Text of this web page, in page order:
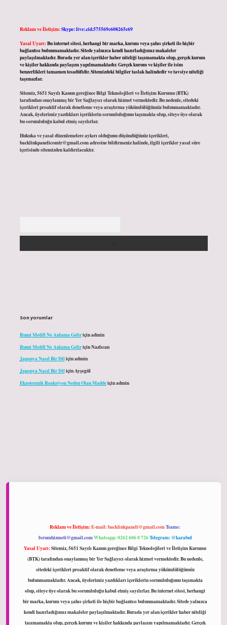
Reklam ve İletişim:Skype: live:.cid.575569c608265c69
Yasal Uyarı:Bu internet sitesi, herhangi bir marka, kurum veya şahıs şirketi ile hiçbir
bağlantısı bulunmamaktadır. Sitede yalnızca kendi hazırladığımız makaleler
paylaşılmaktadır. Burada yer alan içerikler haber niteliği taşımamakta olup, gerçek kurum
ve kişiler hakkında paylaşım yapılmamaktadır. Gerçek kurum ve kişiler ile isim
benzerlikleri tamamen tesadüfidir. Sitemizdeki bilgiler taslak halindedir ve tavsiye niteliği
taşımazlar.
Sitemiz, 5651 Sayılı Kanun gereğince Bilgi Teknolojileri ve İletişim Kurumu (BTK)
tarafından onaylanmış bir Yer Sağlayıcı olarak hizmet vermektedir. Bu nedenle, sitedeki
içerikleri proaktif olarak denetleme veya araştırma yükümlülüğümüz bulunmamaktadır.
Ancak, üyelerimiz yazdıkları içeriklerin sorumluluğunu taşımakta olup, siteye üye olarak
bu sorumluluğu kabul etmiş sayılırlar.
Hukuka ve yasal düzenlemelere aykırı olduğunu düşündüğünüz içerikleri,
backlinkpanelicomtr@gmail.comadresine bildirmeniz halinde, ilgili içerikler yasal süre
içerisinde sitemizden kaldırılacaktır.
Son yorumlar
Rumi Motifi Ne Anlama Geliriçinadmin
Rumi Motifi Ne Anlama GeliriçinNazlıcan
Japonya Nasıl Bir Diliçinadmin
Japonya Nasıl Bir DiliçinAyşegül
Ekzotermik Reaksiyon Neden Olan Maddeiçinadmin
Reklam ve İletişim:E-mail:backlinkpaneli@gmail.comTeams:
forumhizmeti@gmail.comWhatsapp: 0262 606 0 726Telegram: @karabul
Yasal Uyarı:Sitemiz, 5651 Sayılı Kanun gereğince Bilgi Teknolojileri ve İletişim Kurumu
(BTK) tarafından onaylanmış bir Yer Sağlayıcı olarak hizmet vermektedir. Bu nedenle,
sitedeki içerikleri proaktif olarak denetleme veya araştırma yükümlülüğümüz
bulunmamaktadır. Ancak, üyelerimiz yazdıkları içeriklerin sorumluluğunu taşımakta
olup, siteye üye olarak bu sorumluluğu kabul etmiş sayılırlar. Bu internet sitesi, herhangi
bir marka, kurum veya şahıs şirketi ile hiçbir bağlantısı bulunmamaktadır. Sitede yalnızca
kendi hazırladığımız makaleler paylaşılmaktadır. Burada yer alan içerikler haber niteliği
taşımamakta olup, gerçek kurum ve kişiler hakkında paylaşım yapılmamaktadır. Gerçek